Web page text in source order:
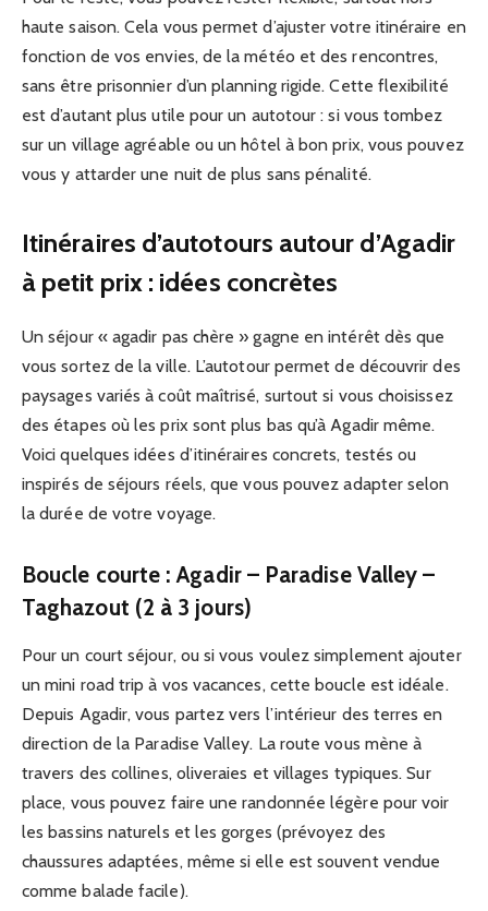
haute saison. Cela vous permet d’ajuster votre itinéraire en
fonction de vos envies, de la météo et des rencontres,
sans être prisonnier d’un planning rigide. Cette flexibilité
est d’autant plus utile pour un autotour : si vous tombez
sur un village agréable ou un hôtel à bon prix, vous pouvez
vous y attarder une nuit de plus sans pénalité.
Itinéraires d’autotours autour d’Agadir
à petit prix : idées concrètes
Un séjour « agadir pas chère » gagne en intérêt dès que
vous sortez de la ville. L’autotour permet de découvrir des
paysages variés à coût maîtrisé, surtout si vous choisissez
des étapes où les prix sont plus bas qu’à Agadir même.
Voici quelques idées d’itinéraires concrets, testés ou
inspirés de séjours réels, que vous pouvez adapter selon
la durée de votre voyage.
Boucle courte : Agadir – Paradise Valley –
Taghazout (2 à 3 jours)
Pour un court séjour, ou si vous voulez simplement ajouter
un mini road trip à vos vacances, cette boucle est idéale.
Depuis Agadir, vous partez vers l’intérieur des terres en
direction de la Paradise Valley. La route vous mène à
travers des collines, oliveraies et villages typiques. Sur
place, vous pouvez faire une randonnée légère pour voir
les bassins naturels et les gorges (prévoyez des
chaussures adaptées, même si elle est souvent vendue
comme balade facile).